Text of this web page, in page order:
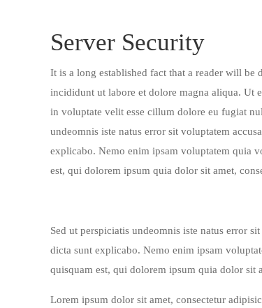
Server Security
It is a long established fact that a reader will
incididunt ut labore et dolore magna aliqua. Ut
in voluptate velit esse cillum dolore eu fugiat
undeomnis iste natus error sit voluptatem
explicabo. Nemo enim ipsam voluptatem quia
est, qui dolorem ipsum quia dolor sit amet,
Sed ut perspiciatis undeomnis iste natus error
dicta sunt explicabo. Nemo enim ipsam
quisquam est, qui dolorem ipsum quia dolor sit
Lorem ipsum dolor sit amet, consectetur